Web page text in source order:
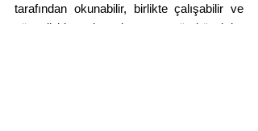
tarafından okunabilir, birlikte çalışabilir ve
güvenli bir veri paylaşımını mümkün kılar